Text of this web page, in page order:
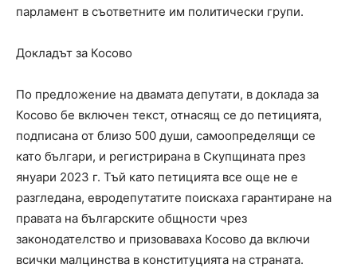
парламент в съответните им политически групи.
Докладът за Косово
По предложение на двамата депутати, в доклада за
Косово бе включен текст, отнасящ се до петицията,
подписана от близо 500 души, самоопределящи се
като българи, и регистрирана в Скупщината през
януари 2023 г. Тъй като петицията все още не е
разгледана, евродепутатите поискаха гарантиране на
правата на българските общности чрез
законодателство и призоваваха Косово да включи
всички малцинства в конституцията на страната.